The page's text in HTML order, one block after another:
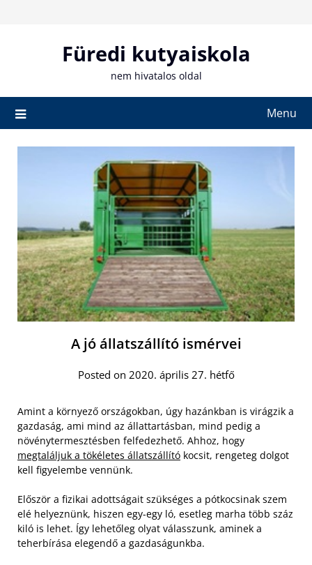
Füredi kutyaiskola
nem hivatalos oldal
Menu
A jó állatszállító ismérvei
Posted on 2020. április 27. hétfő
Amint a környező országokban, úgy hazánkban is virágzik a
gazdaság, ami mind az állattartásban, mind pedig a
növénytermesztésben felfedezhető. Ahhoz, hogy
megtaláljuk a tökéletes állatszállító kocsit, rengeteg dolgot
kell figyelembe vennünk.
Először a fizikai adottságait szükséges a pótkocsinak szem
elé helyeznünk, hiszen egy-egy ló, esetleg marha több száz
kiló is lehet. Így lehetőleg olyat válasszunk, aminek a
teherbírása elegendő a gazdaságunkba.